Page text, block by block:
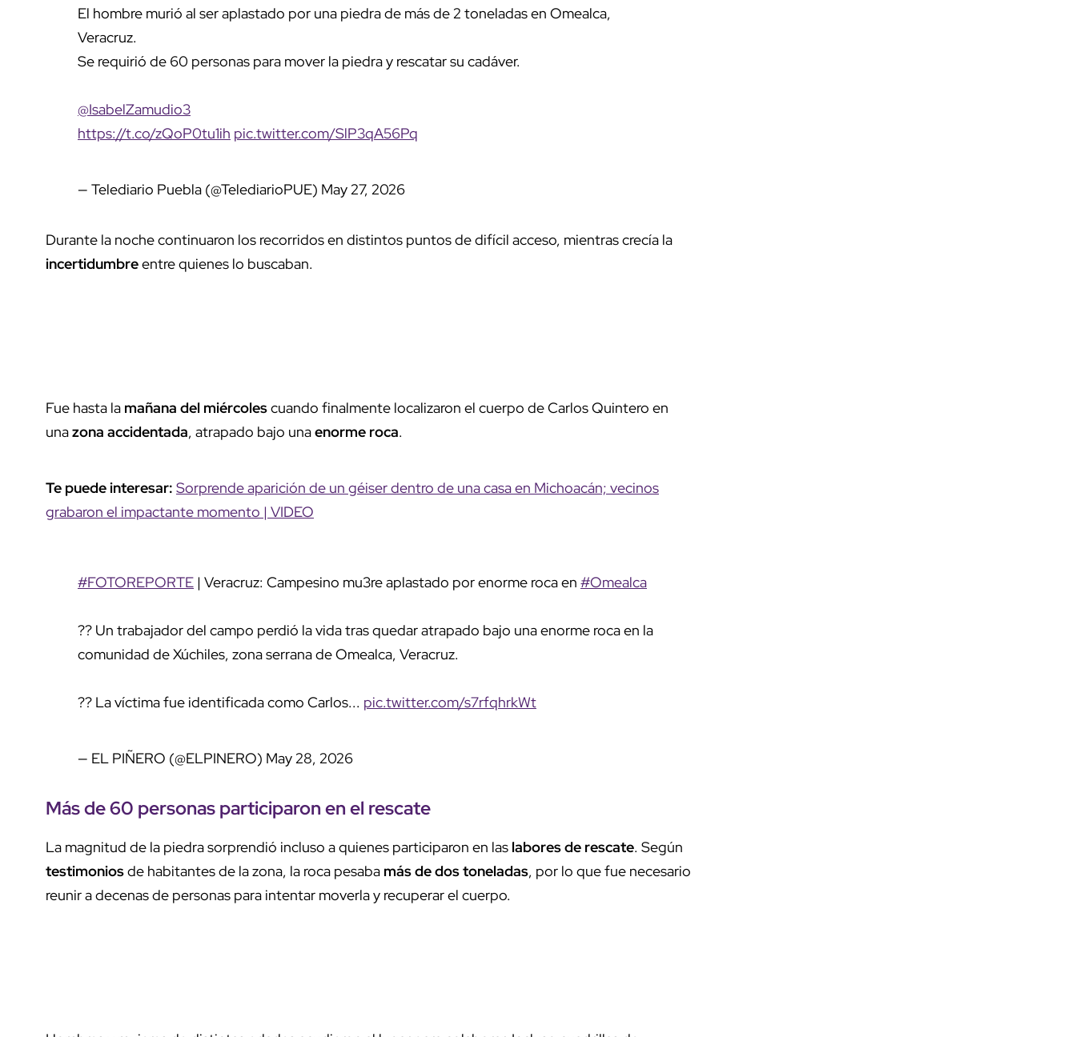
El hombre murió al ser aplastado por una piedra de más de 2 toneladas en Omealca,
Veracruz.
Se requirió de 60 personas para mover la piedra y rescatar su cadáver.
@IsabelZamudio3
https://t.co/zQoP0tu1ih pic.twitter.com/SlP3qA56Pq
— Telediario Puebla (@TelediarioPUE) May 27, 2026
Durante la noche continuaron los recorridos en distintos puntos de difícil acceso, mientras crecía la
incertidumbreentre quienes lo buscaban.
Fue hasta la mañana del miércolescuando finalmente localizaron el cuerpo de Carlos Quintero en
unazona accidentada, atrapado bajo unaenorme roca.
Te puede interesar: Sorprende aparición de un géiser dentro de una casa en Michoacán; vecinos
grabaron el impactante momento | VIDEO
#FOTOREPORTE | Veracruz: Campesino mu3re aplastado por enorme roca en #Omealca
?? Un trabajador del campo perdió la vida tras quedar atrapado bajo una enorme roca en la
comunidad de Xúchiles, zona serrana de Omealca, Veracruz.
?? La víctima fue identificada como Carlos... pic.twitter.com/s7rfqhrkWt
— EL PIÑERO (@ELPINERO) May 28, 2026
Más de 60 personasparticiparon en el rescate
La magnitud de la piedra sorprendió incluso a quienes participaron en las labores de rescate. Según
testimoniosde habitantes de la zona, la roca pesaba más de dos toneladas, por lo que fue necesario
reunir a decenas de personas para intentar moverla y recuperar el cuerpo.